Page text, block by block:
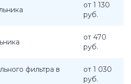
от 1 130
руб.
от 470
руб.
фильтра в
от 1 030
руб.